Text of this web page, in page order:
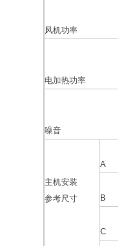
风机功率
电加热功率
噪音
主机安装
参考尺寸
A
B
C